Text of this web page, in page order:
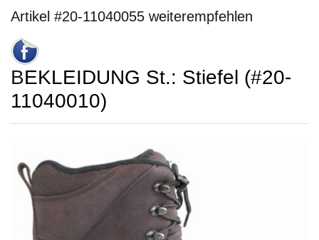
Artikel #20-11040055 weiterempfehlen
BEKLEIDUNG St.: Stiefel (#20-
11040010)